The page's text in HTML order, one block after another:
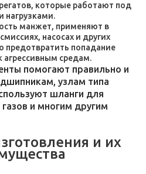
которые работают под
нагрузками.
манжет, применяют в
насосах и других
предотвратить попадание
агрессивным средам.
помогают правильно и
узлам типа
шланги для
и многим другим
и их